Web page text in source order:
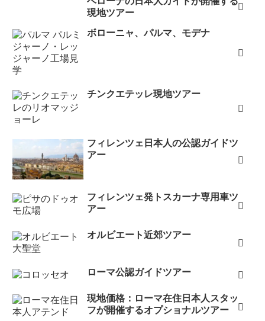
現地ツアー
ボローニャ、パルマ、モデナ
チンクエテッレ現地ツアー
フィレンツェ日本人の公認ガイドツ
アー
フィレンツェ発トスカーナ専用車ツ
アー
オルビエート近郊ツアー
ローマ公認ガイドツアー
現地価格：ローマ在住日本人スタッ
フが開催するオプショナルツアー